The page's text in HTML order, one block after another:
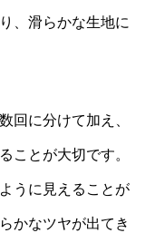
、滑らかな生地に
回に分けて加え、
ことが大切です。
うに見えることが
かなツヤが出てき